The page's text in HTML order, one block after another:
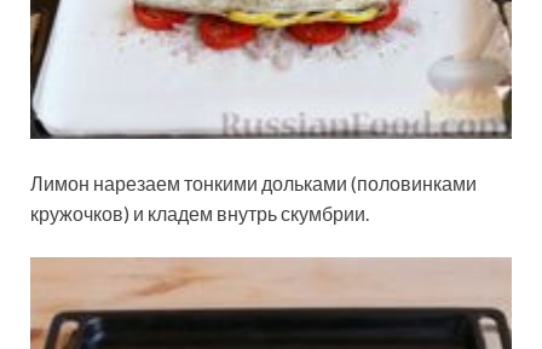
Лимон нарезаем тонкими дольками (половинками
кружочков) и кладем внутрь скумбрии.